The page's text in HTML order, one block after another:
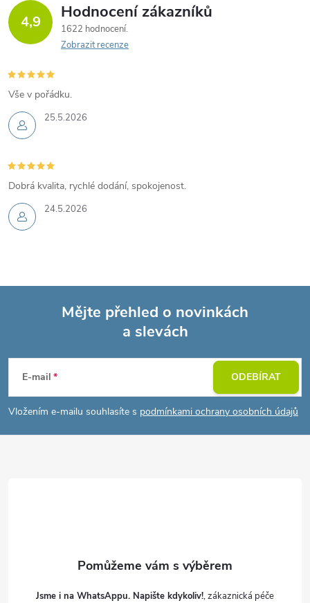
4,9 Hodnocení zákazníků
1622 hodnocení
Zobrazit recenze
25.5.2026
Vše v pořádku.
24.5.2026
Dobrá kvalita, rychlé dodání, spokojenost.
p
a
Mějte přehled o novinkách
a slevách
E-mail
Vložením e-mailu souhlasíte s podmínkami ochrany osobních údajů
ODEBÍRAT
Jsme i na WhatsAppu. Napište kdykoliv!